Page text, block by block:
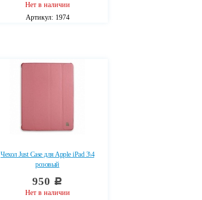
Нет в наличии
Артикул: 1974
Чехол Just Case для Apple iPad 3\4
розовый
950 c
Нет в наличии